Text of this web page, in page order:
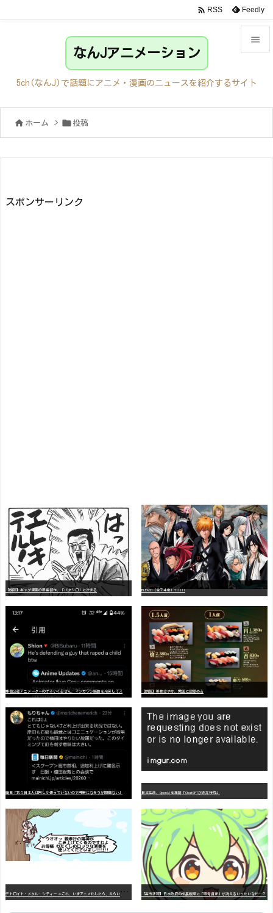

サイド
前へ

 RSS Feedly
なんJアニメーション
5ch(なんJ)で話題にアニメ・漫画のニュースを紹介するサイト
 ホーム >  投稿
スポンサーリンク
【朗報】ギャグ漫画の最高傑作、「パタリロ」に決まる BLEACH（全７４巻）?!!!!!
【朗報】美樹さやか、愛国に目覚める
識者「我々日本人は円しか使っていないので円安になろうが問題ない」 日本生命、OpenAIを提訴「ChatGPTが非弁行為」
デ
トロイト・メタル・シティー ⇐これ、いまアニメ化したら、えらいことになってたよな？ 【高市悲報】日本政府の成長戦略に「暗号資産」が消えるいったいなぜ…？